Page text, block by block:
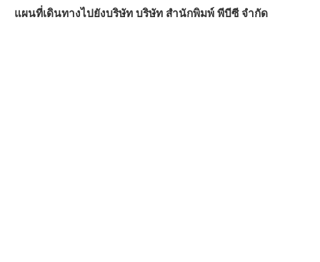
แผนที่เดินทางไปยังบริษัท บริษัท สำนักพิมพ์ พีบีซี จำกัด